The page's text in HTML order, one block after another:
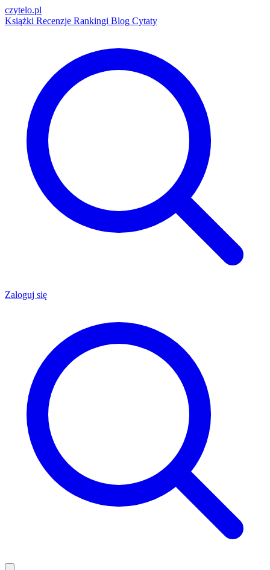
czytelo.pl
Książki Recenzje Rankingi Blog Cytaty
Zaloguj się